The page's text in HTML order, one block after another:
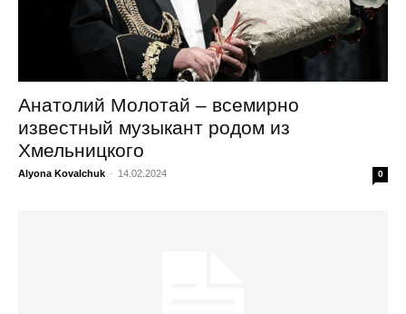
Анатолий Молотай – всемирно
известный музыкант родом из
Хмельницкого
Alyona Kovalchuk - 14.02.2024 0